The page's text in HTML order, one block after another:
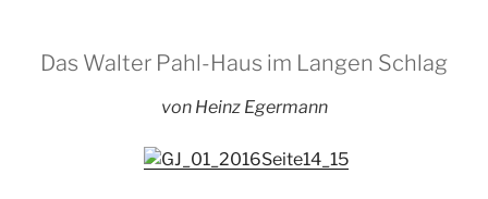
Das Walter Pahl-Haus im Langen Schlag
von Heinz Egermann